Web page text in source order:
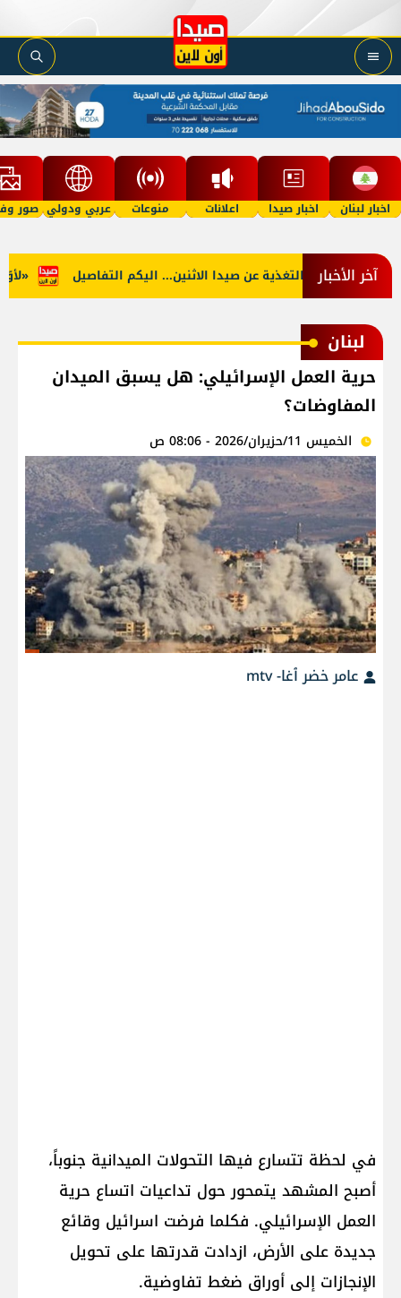
اخبار لبنان اخبار صيدا اعلانات منوعات عربي ودولي صور
آخر الأخبار «لأوّل توقف التغذية عن صيدا الاثنين... اليكم التفاصيل
لبنان
حرية العمل الإسرائيلي: هل يسبق الميدان
المفاوضات؟
الخميس 11/حزيران/2026 - 08:06 ص
عامر خضر ٱغا- mtv
في لحظة تتسارع فيها التحولات الميدانية جنوباً،
أصبح المشهد يتمحور حول تداعيات اتساع حرية
العمل الإسرائيلي. فكلما فرضت اسرائيل وقائع
جديدة على الأرض، ازدادت قدرتها على تحويل
الإنجازات إلى أوراق ضغط تفاوضية.